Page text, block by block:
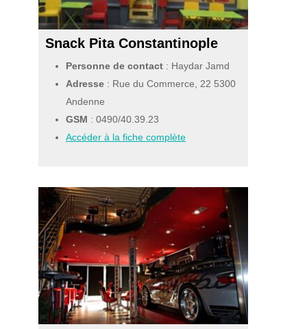
Snack Pita Constantinople
Personne de contact : Haydar Jamd
Adresse : Rue du Commerce, 22 5300
Andenne
GSM :0490/40.39.23
Accéder à la fiche complète